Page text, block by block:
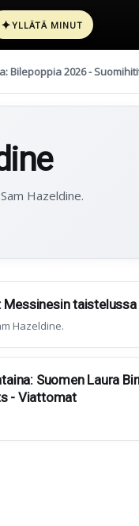
✦YLLÄTÄ MINUT
Bilepoppia 2026 -
Hazeldine.
Messinesin
Hazeldine.
Suomen Laura
- Viattomat